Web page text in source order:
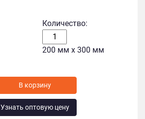
Количество:
200 мм х 300 мм
Узнать оптовую цену